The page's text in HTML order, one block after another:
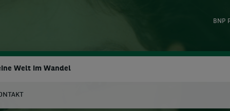
BNP
Welt im Wandel